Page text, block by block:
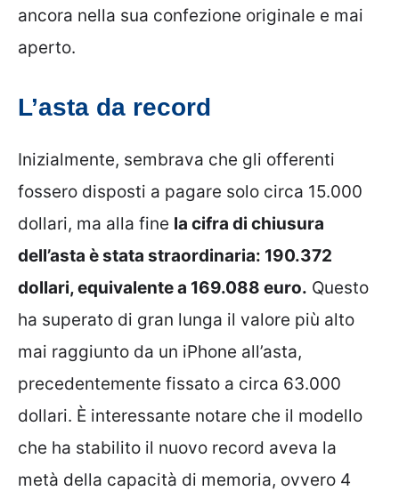
ancora nella sua confezione originale e mai
aperto.
L’asta da record
Inizialmente, sembrava che gli offerenti
fossero disposti a pagare solo circa 15.000
dollari, ma alla fine la cifra di chiusura
dell’asta è stata straordinaria: 190.372
dollari, equivalente a 169.088 euro. Questo
ha superato di gran lunga il valore più alto
mai raggiunto da un iPhone all’asta,
precedentemente fissato a circa 63.000
dollari. È interessante notare che il modello
che ha stabilito il nuovo record aveva la
metà della capacità di memoria, ovvero 4